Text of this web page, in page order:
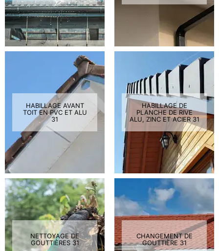
HABILLAGE AVANT
TOIT EN PVC ET ALU
31
HABILLAGE DE
PLANCHE DE RIVE
ALU, ZINC ET ACIER 31
NETTOYAGE DE
GOUTTIÈRES 31
CHANGEMENT DE
GOUTTIÈRE 31